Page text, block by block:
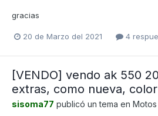
gracias
20 de Marzo del 2021 4
[VENDO] vendo ak 550
extras, como nueva,
sisoma77 publicó un tema en Motos